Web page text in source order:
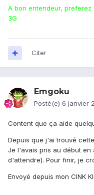
A bon entendeur,
3G
Citer
Emgoku
Posté(e) 6 janvier
Content que ça aide
Depuis que j'ai trouvé
Je l'avais pris au début en
d'attendre). Pour finir, je
Envoyé depuis mon CINK